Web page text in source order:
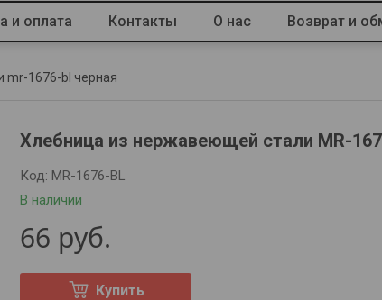
и оплата Контакты О нас Возврат и
mr-1676-bl черная
Хлебница из нержавеющей стали MR-
В наличии
Код: MR-1676-BL
66 руб.
Купить